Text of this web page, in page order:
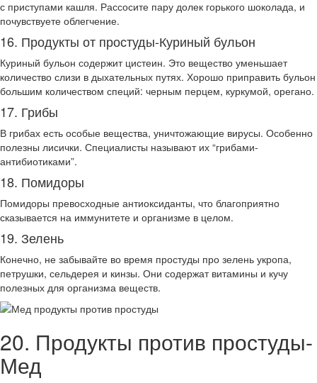
с приступами кашля. Рассосите пару долек горького шоколада, и
почувствуете облегчение.
16. Продукты от простуды-Куриный бульон
Куриный бульон содержит цистеин. Это вещество уменьшает
количество слизи в дыхательных путях. Хорошо приправить бульон
большим количеством специй: черным перцем, куркумой, орегано.
17. Грибы
В грибах есть особые вещества, уничтожающие вирусы. Особенно
полезны лисички. Специалисты называют их “грибами-
антибиотиками”.
18. Помидоры
Помидоры превосходные антиоксиданты, что благоприятно
сказывается на иммунитете и организме в целом.
19. Зелень
Конечно, не забывайте во время простуды про зелень укропа,
петрушки, сельдерея и кинзы. Они содержат витамины и кучу
полезных для организма веществ.
20. Продукты против простуды-
Мед